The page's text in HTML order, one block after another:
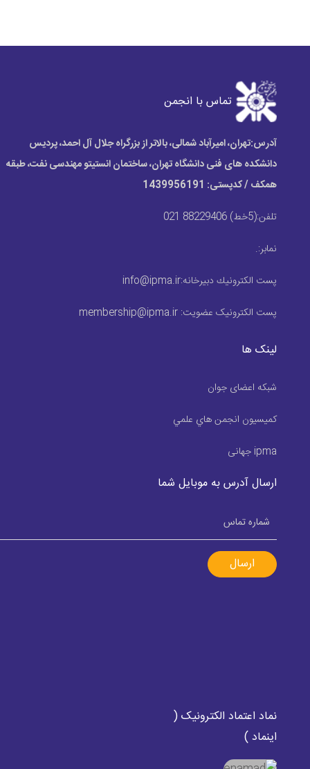
تماس با انجمن
آدرس:تهران، امیرآباد شمالی، بالاتر از بزرگراه جلال آل احمد، پردیس
دانشکده های فنی دانشگاه تهران، ساختمان انستیتو مهندسی نفت، طبقه
همکف / کدپستی: 1439956191
تلفن:(5خط) 88229406 021
نمابر:.
پست الكترونيك دبیرخانه:info@ipma.ir
پست الکترونیک عضویت:membership@ipma.ir
لینک ها
شبکه اعضای جوان
كميسيون انجمن هاي علمي
ipma جهانی
ارسال آدرس به موبایل شما
ارسال
نماد اعتماد الکترونیک (
اینماد )